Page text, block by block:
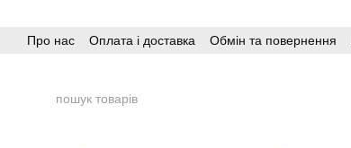
Про нас
Оплата і доставка Обмін та повернення